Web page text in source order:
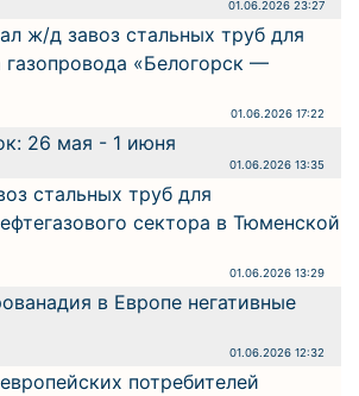
01.06.2026 23:27
ж/д завоз стальных труб для
газопровода «Белогорск —
01.06.2026 17:22
26 мая - 1 июня
01.06.2026 13:35
стальных труб для
сектора в Тюменской
01.06.2026 13:29
в Европе негативные
01.06.2026 12:32
потребителей